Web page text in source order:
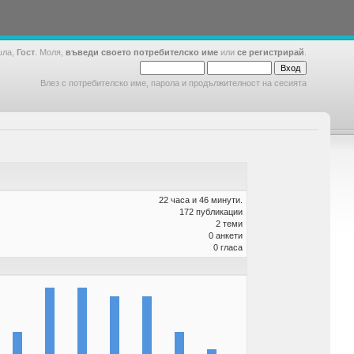
Гост . Моля, въведи своето потребителско име или се регистрирай
Влез с потребителско име, парола и продължителност на сесията
22 часа и 46 минути.
172 публикации
2 теми
0 анкети
0 гласа